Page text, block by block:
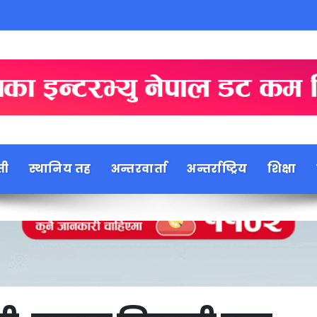
स्थानिय तह अन्तरवार्ता अन्तर्राष्ट्रिय शिक्षा